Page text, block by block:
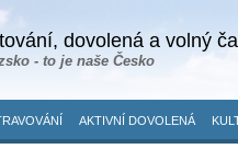
dovolená a volný
- to je naše Česko
AKTIVNÍ DOVOLENÁ